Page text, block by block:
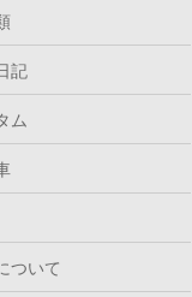
記
ム
ついて